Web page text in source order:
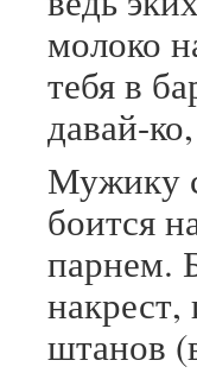
молоко
тебя в
давай-
Мужику
боится
парнем.
штанов